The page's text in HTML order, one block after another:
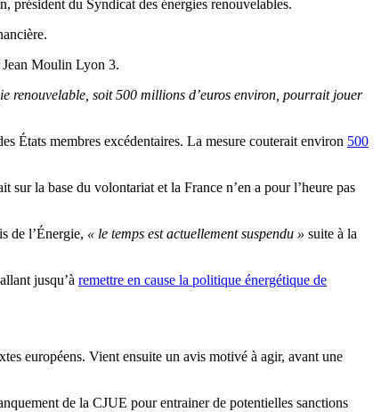
président du Syndicat des énergies renouvelables.
Moulin Lyon 3.
renouvelable, soit 500 millions d’euros environ, pourrait jouer
États membres excédentaires. La mesure couterait environ 500
sur la base du volontariat et la France n’en a pour l’heure pas
de l’Énergie, « le temps est actuellement suspendu » suite à la
jusqu’à remettre en cause la politique énergétique de
européens. Vient ensuite un avis motivé à agir, avant une
de la CJUE pour entrainer de potentielles sanctions